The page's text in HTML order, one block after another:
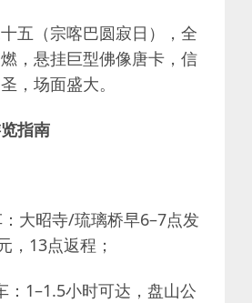
五（宗喀巴圆寂日），全
，悬挂巨型佛像唐卡，信
，场面盛大。
指南
大昭寺/琉璃桥早6–7点发
，13点返程；
：1–1.5小时可达，盘山公